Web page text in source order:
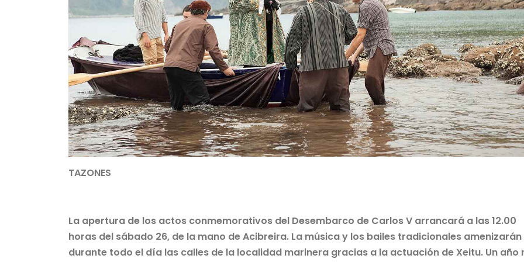
TAZONES
La apertura de los actos conmemorativos del Desembarco de Carlos V arrancará a las 12.00
horas del sábado 26, de la mano de Acibreira. La música y los bailes tradicionales amenizarán
durante todo el día las calles de la localidad marinera gracias a la actuación de Xeitu. Un año